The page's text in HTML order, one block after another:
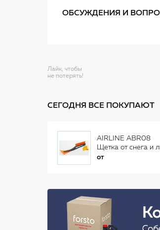
ОБСУЖДЕНИЯ И
Лайк, чтобы
не потерять!
СЕГОДНЯ ВСЕ ПОКУПАЮТ
AIRLINE ABR08
Щетка от снега и
(34 см)
от